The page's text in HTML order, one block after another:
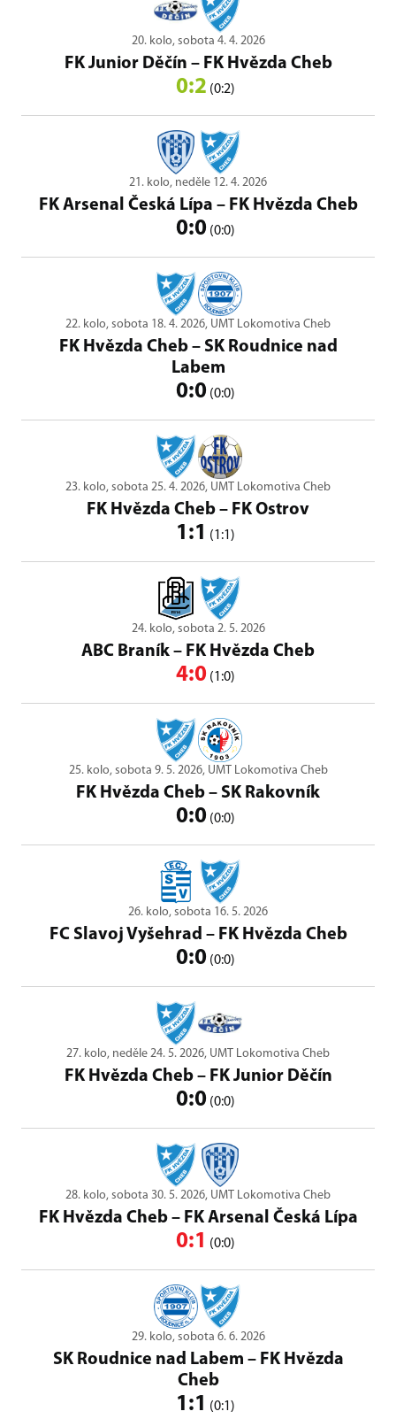
20. kolo, sobota 4. 4. 2026
FK Junior Děčín – FK Hvězda Cheb
0:2 (0:2)
21. kolo, neděle 12. 4. 2026
FK Arsenal Česká Lípa – FK Hvězda Cheb
0:0 (0:0)
22. kolo, sobota 18. 4. 2026, UMT Lokomotiva Cheb
FK Hvězda Cheb– SK Roudnice nad
Labem
0:0 (0:0)
23. kolo, sobota 25. 4. 2026, UMT Lokomotiva Cheb
FK Hvězda Cheb – FK Ostrov
1:1 (1:1)
24. kolo, sobota 2. 5. 2026
ABC Braník – FK Hvězda Cheb
4:0 (1:0)
25. kolo, sobota 9. 5. 2026, UMT Lokomotiva Cheb
FK Hvězda Cheb – SK Rakovník
0:0 (0:0)
26. kolo, sobota 16. 5. 2026
FC Slavoj Vyšehrad – FK Hvězda Cheb
0:0 (0:0)
27. kolo, neděle 24. 5. 2026, UMT Lokomotiva Cheb
FK Hvězda Cheb– FK Junior Děčín
0:0 (0:0)
28. kolo, sobota 30. 5. 2026, UMT Lokomotiva Cheb
FK Hvězda Cheb– FK Arsenal Česká Lípa
0:1 (0:0)
29. kolo, sobota 6. 6. 2026
SK Roudnice nad Labem – FK Hvězda
Cheb
1:1 (0:1)